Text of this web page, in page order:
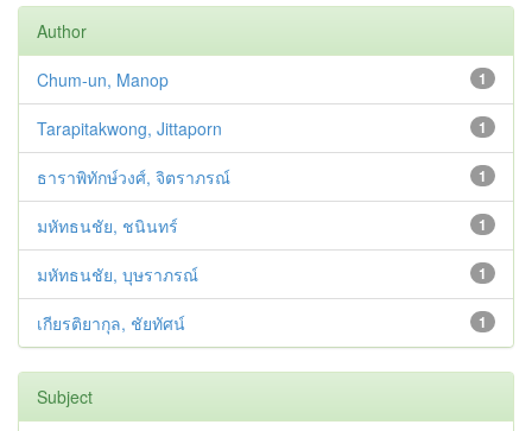
Author
1
Chum-un, Manop
1
Tarapitakwong, Jittaporn
1
ธาราพิทักษ์วงศ์, จิตราภรณ์
1
มหัทธนชัย, ชนินทร์
1
มหัทธนชัย, บุษราภรณ์
1
เกียรติยากุล, ชัยทัศน์
Subject